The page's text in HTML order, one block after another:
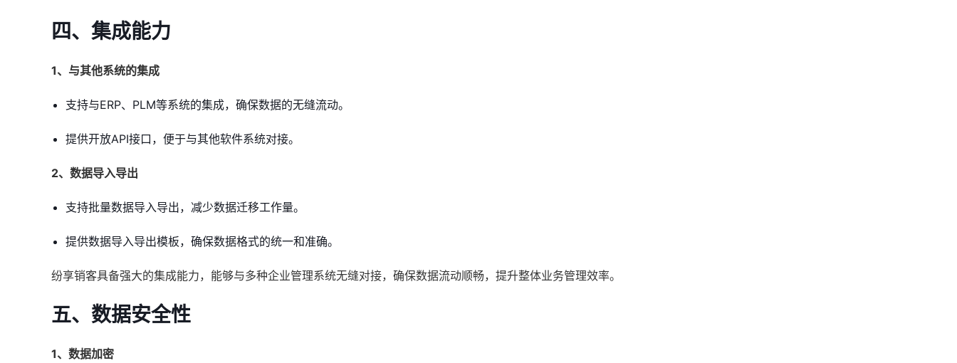
四、集成能力
1、与其他系统的集成
支持与ERP、PLM等系统的集成，确保数据的无缝流动。
提供开放API接口，便于与其他软件系统对接。
2、数据导入导出
支持批量数据导入导出，减少数据迁移工作量。
提供数据导入导出模板，确保数据格式的统一和准确。
纷享销客具备强大的集成能力，能够与多种企业管理系统无缝对接，确保数据流动顺畅，提升整体业务管理效率。
五、数据安全性
1、数据加密